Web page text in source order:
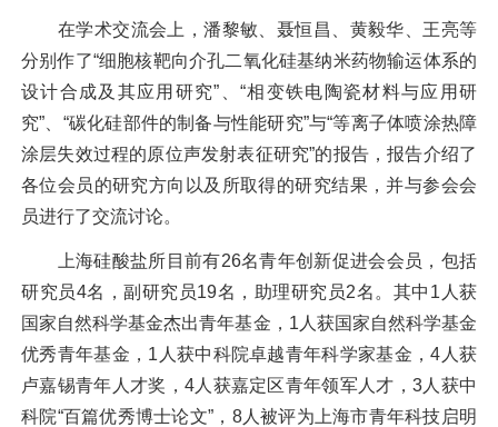
在学术交流会上，潘黎敏、聂恒昌、黄毅华、王亮等
分别作了“细胞核靶向介孔二氧化硅基纳米药物输运体系的
设计合成及其应用研究”、“相变铁电陶瓷材料与应用研
究”、“碳化硅部件的制备与性能研究”与“等离子体喷涂热障
涂层失效过程的原位声发射表征研究”的报告，报告介绍了
各位会员的研究方向以及所取得的研究结果，并与参会会
员进行了交流讨论。
上海硅酸盐所目前有26名青年创新促进会会员，包括
研究员4名，副研究员19名，助理研究员2名。其中 1 人获
国家自然科学基金杰出青年基金， 1 人获国家自然科学基金
优秀青年基金， 1 人获中科院卓越青年科学家基金，4 人获
卢嘉锡青年人才奖， 4人获嘉定区青年领军人才，3 人获中
科院“百篇优秀博士论文”， 8人被评为上海市青年科技启明